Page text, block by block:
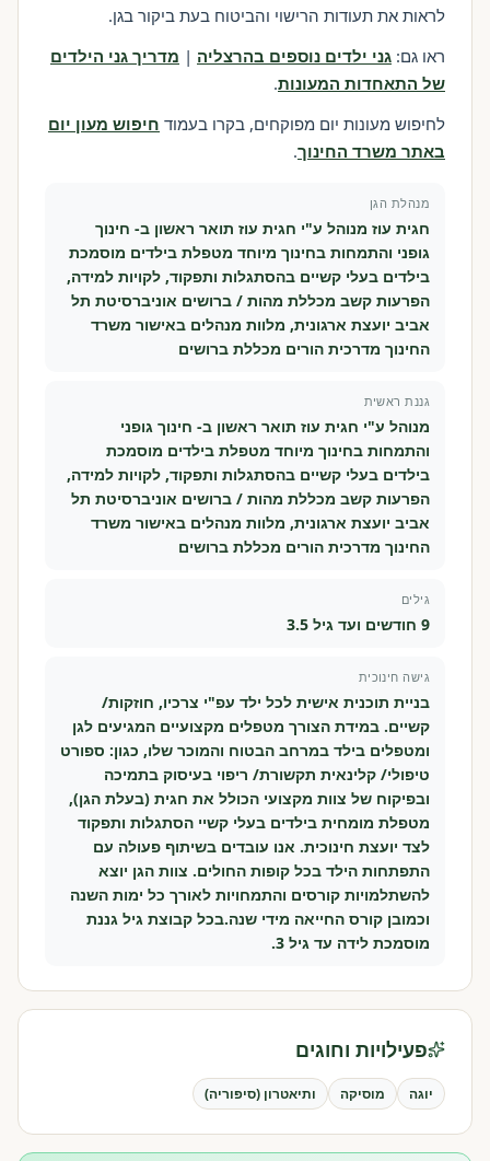
לראות את תעודות הרישוי והביטוח בעת ביקור בגן.
ראו גם: גני ילדים נוספים בהרצליה | מדריך גני הילדים
של התאחדות המעונות.
לחיפוש מעונות יום מפוקחים, בקרו בעמוד חיפוש מעון יום
באתר משרד החינוך.
מנהלת הגן
חגית עוז מנוהל ע"י חגית עוז תואר ראשון ב- חינוך
גופני והתמחות בחינוך מיוחד מטפלת בילדים מוסמכת
בילדים בעלי קשיים בהסתגלות ותפקוד, לקויות למידה,
הפרעות קשב מכללת מהות / ברושים אוניברסיטת תל
אביב יועצת ארגונית, מלוות מנהלים באישור משרד
החינוך מדרכית הורים מכללת ברושים
גננת ראשית
מנוהל ע"י חגית עוז תואר ראשון ב- חינוך גופני
והתמחות בחינוך מיוחד מטפלת בילדים מוסמכת
בילדים בעלי קשיים בהסתגלות ותפקוד, לקויות למידה,
הפרעות קשב מכללת מהות / ברושים אוניברסיטת תל
אביב יועצת ארגונית, מלוות מנהלים באישור משרד
החינוך מדרכית הורים מכללת ברושים
גילים
9 חודשים ועד גיל 3.5
גישה חינוכית
בניית תוכנית אישית לכל ילד עפ"י צרכיו, חוזקות/
קשיים. במידת הצורך מטפלים מקצועיים המגיעים לגן
ומטפלים בילד במרחב הבטוח והמוכר שלו, כגון: ספורט
טיפולי/ קלינאית תקשורת/ ריפוי בעיסוק בתמיכה
ובפיקוח של צוות מקצועי הכולל את חגית (בעלת הגן),
מטפלת מומחית בילדים בעלי קשיי הסתגלות ותפקוד
לצד יועצת חינוכית. אנו עובדים בשיתוף פעולה עם
התפתחות הילד בכל קופות החולים. צוות הגן יוצא
להשתלמויות קורסים והתמחויות לאורך כל ימות השנה
וכמובן קורס החייאה מידי שנה.​ בכל קבוצת גיל גננת
מוסמכת לידה עד גיל 3.
פעילויות וחוגים
יוגה מוסיקה ותיאטרון (סיפוריה)